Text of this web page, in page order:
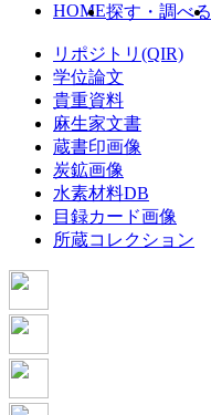
HOME探す・調べる
リポジトリ(QIR)
学位論文
貴重資料
麻生家文書
蔵書印画像
炭鉱画像
水素材料DB
目録カード画像
所蔵コレクション